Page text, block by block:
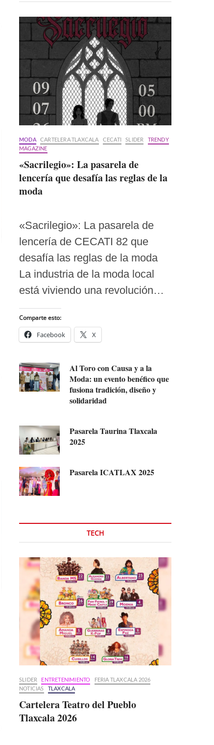
MODA CARTELERA TLAXCALA CECATI SLIDER
TRENDY
MAGAZINE
«Sacrilegio»: La pasarela de
lencería que desafía las reglas de la
moda
«Sacrilegio»: La pasarela de
lencería de CECATI 82 que
desafía las reglas de la moda
La industria de la moda local
está viviendo una revolución…
Comparte esto:
Facebook X
Al Toro con Causa y a la
Moda: un evento benéfico que
fusiona tradición, diseño y
solidaridad
Pasarela Taurina Tlaxcala
2025
Pasarela ICATLAX 2025
TECH
SLIDER ENTRETENIMIENTO
FERIA TLAXCALA 2026
NOTICIAS
TLAXCALA
Cartelera Teatro del Pueblo
Tlaxcala 2026